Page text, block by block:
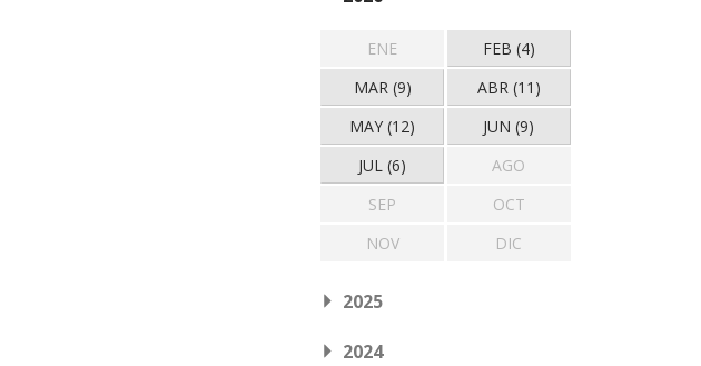
ENE
FEB (4)
MAR (9)
ABR (11)
MAY (12)
JUN (9)
JUL (6)
AGO
SEP
OCT
NOV
DIC
2025
2024